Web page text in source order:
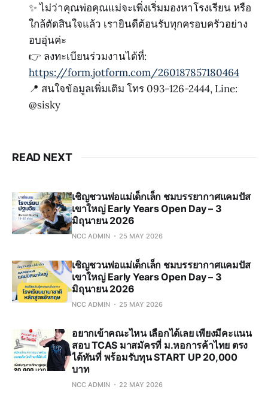
✨ ไม่ว่าคุณพ่อคุณแม่จะเพิ่งเริ่มมองหาโรงเรียน หรือ
ใกล้ตัดสินใจแล้ว เรายินดีต้อนรับทุกครอบครัวอย่าง
อบอุ่นค่ะ
👉 ลงทะเบียนร่วมงานได้ที่:
https://form.jotform.com/260187857180464
📍 สนใจข้อมูลเพิ่มเติม โทร 093-126-2444, Line:
@sisky
READ NEXT
เชิญชวนพ่อแม่เด็กเล็ก ชมบรรยากาศแคมปัส
เขาใหญ่ Early Years Open Day – 3
มิถุนายน 2026
NCC ADMIN 25 MAY 2026
เชิญชวนพ่อแม่เด็กเล็ก ชมบรรยากาศแคมปัส
เขาใหญ่ Early Years Open Day – 3
มิถุนายน 2026
NCC ADMIN 25 MAY 2026
อยากเข้าคณะไหน เลือกได้เลย เพียงมีคะแนน
สอบ TCAS มาสมัครที่ ม.หอการค้าไทย ตรง
ได้ทันที่ พร้อมรับทุน START UP 20,000
บาท
NCC ADMIN 22 MAY 2026